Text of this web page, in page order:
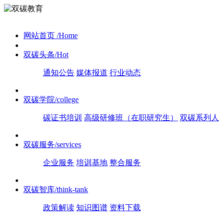
网站首页 /Home
双碳头条/Hot
通知公告 媒体报道 行业动态
双碳学院/college
碳证书培训 高级研修班（在职研究生） 双碳系列
双碳服务/services
企业服务 培训基地 整合服务
双碳智库/think-tank
政策解读 知识图谱 资料下载